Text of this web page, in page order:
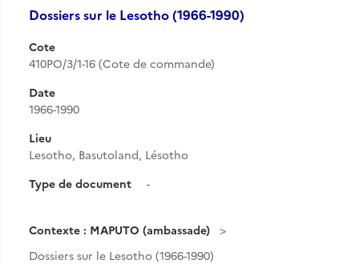
Dossiers sur le Lesotho (1966-1990)
Cote
410PO/3/1-16 (Cote de commande)
Date
1966-1990
Lieu
Lesotho, Basutoland, Lésotho
Type de document
-
Contexte : MAPUTO (ambassade)
Dossiers sur le Lesotho (1966-1990)